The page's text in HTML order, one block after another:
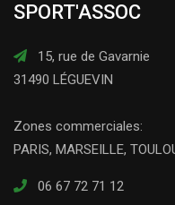
SPORT'ASSOC
15, rue de Gavarnie
31490 LÉGUEVIN
Zones commerciales:
PARIS, MARSEILLE,
06 67 72 71 12